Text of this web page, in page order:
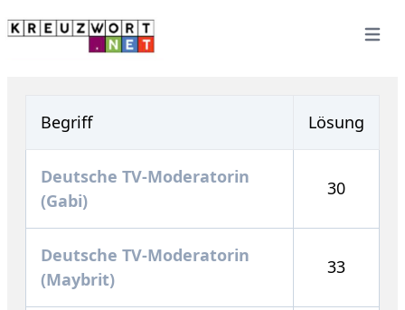
Open
Begriff Lösung
Deutsche TV-Moderatorin
(Gabi)
30
Deutsche TV-Moderatorin
(Maybrit)
33